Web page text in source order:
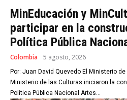
MinEducación y
participar en la
Política Pública
Colombia 5 agosto, 2026
Por: Juan David Quevedo El Ministerio de Educación Nacional y el
Ministerio de las Culturas iniciaron la
Política Pública Nacional Artes...